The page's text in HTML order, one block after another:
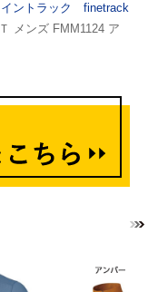
イントラック finetrack
メンズ FMM1124 ア